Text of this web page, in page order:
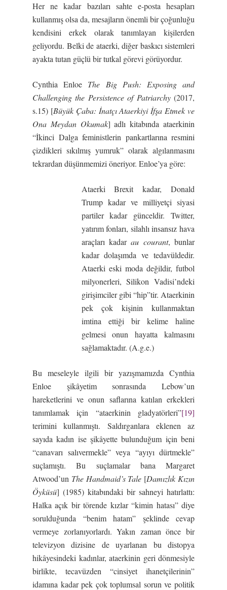
Her ne kadar bazıları sahte e-posta hesapları
kullanmış olsa da, mesajların önemli bir çoğunluğu
kendisini erkek olarak tanımlayan kişilerden
geliyordu. Belki de ataerki, diğer baskıcı sistemleri
ayakta tutan güçlü bir tutkal görevi görüyordur.
Cynthia Enloe The Big Push: Exposing and
Challenging the Persistence of Patriarchy(2017,
s.15) [Büyük Çaba: İnatçı Ataerkiyi İfşa Etmek ve
Ona Meydan Okumak] adlı kitabında ataerkinin
“İkinci Dalga feministlerin pankartlarına resmini
çizdikleri sıkılmış yumruk” olarak algılanmasını
tekrardan düşünmemizi öneriyor. Enloe’ya göre:
Ataerki Brexit kadar, Donald
Trump kadar ve milliyetçi siyasi
partiler kadar günceldir. Twitter,
yatırım fonları, silahlı insansız hava
araçları kadarau courant, bunlar
kadar dolaşımda ve tedavüldedir.
Ataerki eski moda değildir, futbol
milyonerleri, Silikon Vadisi’ndeki
girişimciler gibi “hip”tir. Ataerkinin
pek çok kişinin kullanmaktan
imtina ettiği bir kelime haline
gelmesi onun hayatta kalmasını
sağlamaktadır. (A.g.e.)
Bu meseleyle ilgili bir yazışmamızda Cynthia
Enloe şikâyetim sonrasında Lebow’un
hareketlerini ve onun saflarına katılan erkekleri
tanımlamak için “ataerkinin gladyatörleri”[19]
terimini kullanmıştı. Saldırganlara eklenen az
sayıda kadın ise şikâyette bulunduğum için beni
“canavarı salıvermekle” veya “ayıyı dürtmekle”
suçlamıştı. Bu suçlamalar bana Margaret
Atwood’un The Handmaid’s Tale [Damızlık Kızın
Öyküsü] (1985) kitabındaki bir sahneyi hatırlattı:
Halka açık bir törende kızlar “kimin hatası” diye
sorulduğunda “benim hatam” şeklinde cevap
vermeye zorlanıyorlardı. Yakın zaman önce bir
televizyon dizisine de uyarlanan bu distopya
hikâyesindeki kadınlar, ataerkinin geri dönmesiyle
birlikte, tecavüzden “cinsiyet ihanetçilerinin”
idamına kadar pek çok toplumsal sorun ve politik